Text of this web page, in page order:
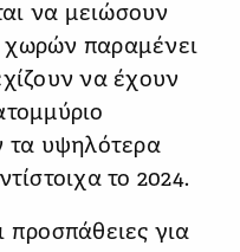
να μειώσουν
χωρών παραμένει
να έχουν
τα υψηλότερα
το 2024.
για